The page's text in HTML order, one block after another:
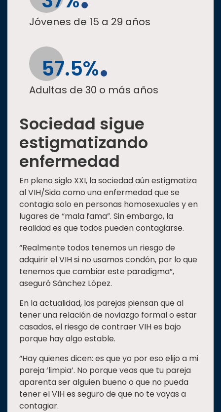
Jóvenes de 15 a 29 años
57.5%
Adultas de 30 o más años
Sociedad sigue
estigmatizando
enfermedad
En pleno siglo XXI, la sociedad aún estigmatiza
al VIH/Sida como una enfermedad que se
contagia solo en personas homosexuales y en
lugares de “mala fama”. Sin embargo, la
realidad es que todos pueden contagiarse.
“Realmente todos tenemos un riesgo de
adquirir el VIH si no usamos condón, por lo que
tenemos que cambiar este paradigma”,
aseguró Sánchez López.
En la actualidad, las parejas piensan que al
tener una relación de noviazgo formal o estar
casados, el riesgo de contraer VIH es bajo
porque hay algo estable.
“Hay quienes dicen: es que yo por eso elijo a mi
pareja ‘limpia’. No porque veas que tu pareja
aparenta ser alguien bueno o que no pueda
tener el VIH es seguro de que no te vayas a
contagiar.